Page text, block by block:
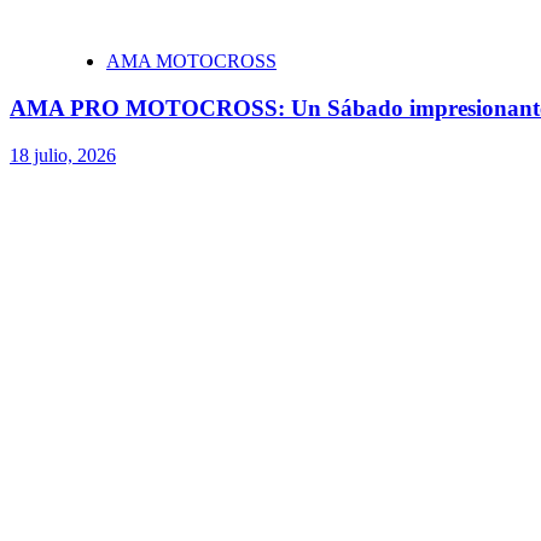
AMA MOTOCROSS
AMA PRO MOTOCROSS: Un Sábado
18 julio, 2026